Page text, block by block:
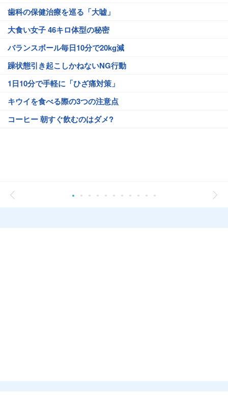
歯科の保健治療を巡る「大嘘」
大食い女子 46キロ体型の秘密
バランスボール毎日10分で20kg減
躁状態引き起こしかねないNG行動
1日10分で手軽に「ひざ痛対策」
キウイを食べる際の3つの注意点
コーヒー 朝すぐ飲むのはダメ?